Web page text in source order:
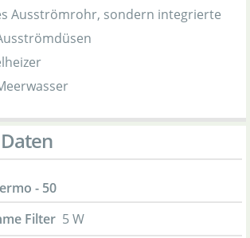
Ausströmrohr, sondern integrierte
- 50
Filter 5 W